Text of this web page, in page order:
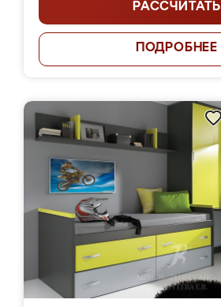
РАССЧИТАТЬ
ПОДРОБНЕЕ